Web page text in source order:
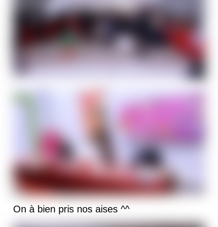
On à bien pris nos aises ^^